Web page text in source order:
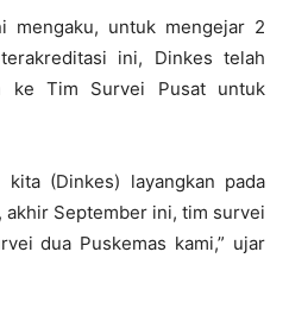
mengaku, untuk mengejar 2
ini, Dinkes telah
ke Tim Survei Pusat untuk
kita (Dinkes) layangkan pada
akhir September ini, tim survei
dua Puskemas kami,” ujar